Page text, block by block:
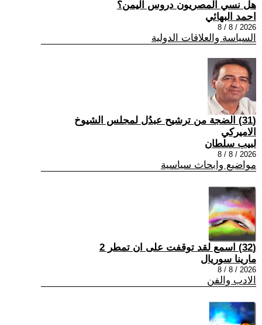
هل نسي المصريون دروس اليمن؟
احمد البهائي
2026 / 8 / 8
السياسة والعلاقات الدولية
(31) الضجة من ترشيح عبدُل لمجلس الشيوخ
الاميركي
لبيب سلطان
2026 / 8 / 8
مواضيع وابحاث سياسية
(32) اسمع لقد توقفت على ان تمطر 2
مارينا سوريال
2026 / 8 / 8
الادب والفن